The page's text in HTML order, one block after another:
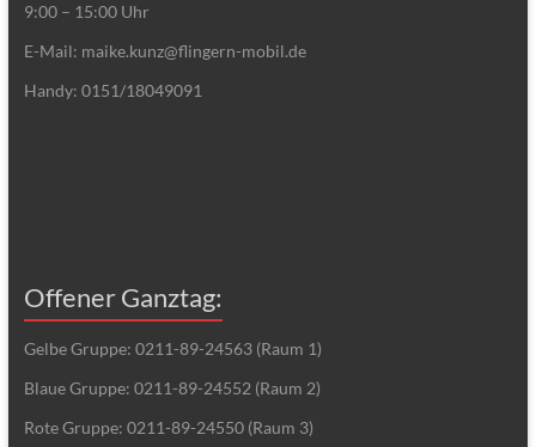
9:00 – 15:00 Uhr
E-Mail: maike.kunz@flingern-mobil.de
Handy: 0151/18049091
Offener Ganztag:
Gelbe Gruppe: 0211-89-24563 (Raum 1)
Blaue Gruppe: 0211-89-24552 (Raum 2)
Rote Gruppe: 0211-89-24550 (Raum 3)